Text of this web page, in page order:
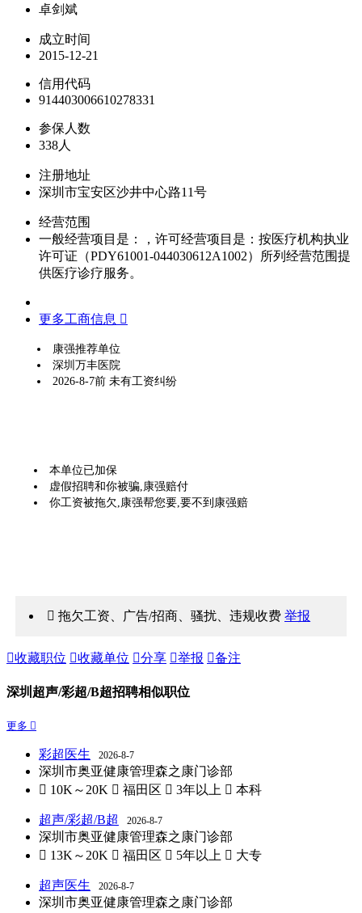
卓剑斌
成立时间
2015-12-21
信用代码
914403006610278331
参保人数
338人
注册地址
深圳市宝安区沙井中心路11号
经营范围
一般经营项目是：，许可经营项目是：按医疗机构执业
许可证（PDY61001-044030612A1002）所列经营范围提
供医疗诊疗服务。
更多工商信息 
康强推荐单位
深圳万丰医院
2026-8-7前 未有工资纠纷
本单位已加保
虚假招聘和你被骗,康强赔付
你工资被拖欠,康强帮您要,要不到康强赔
 拖欠工资、广告/招商、骚扰、违规收费举报
收藏职位 收藏单位 分享 举报 备注
深圳超声/彩超/B超招聘相似职位
更多 
彩超医生 2026-8-7
深圳市奥亚健康管理森之康门诊部
 10K～20K  福田区  3年以上  本科
超声/彩超/B超 2026-8-7
深圳市奥亚健康管理森之康门诊部
 13K～20K  福田区  5年以上  大专
超声医生 2026-8-7
深圳市奥亚健康管理森之康门诊部